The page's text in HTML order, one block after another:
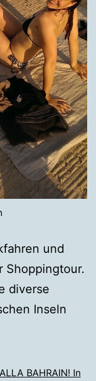
und
Shoppingtour.
diverse
Inseln
BAHRAIN! In